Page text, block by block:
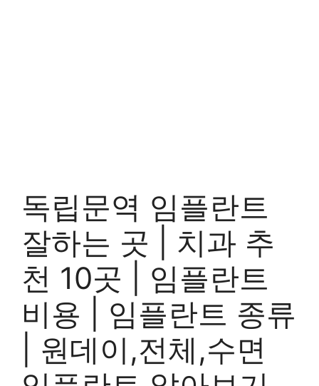
독립문역 임플란트
잘하는 곳 | 치과 추
천 10곳 | 임플란트
비용 | 임플란트 종류
| 원데이,전체,수면